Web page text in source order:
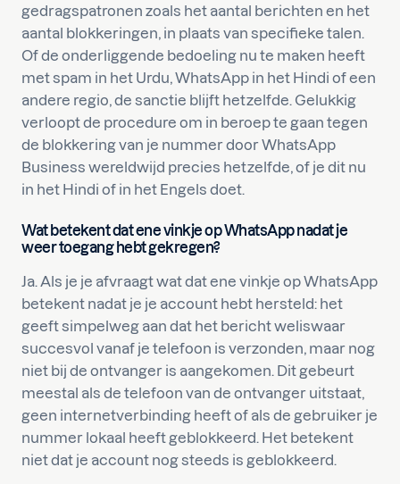
gedragspatronen zoals het aantal berichten en het
aantal blokkeringen, in plaats van specifieke talen.
Of de onderliggende bedoeling nu te maken heeft
met spam in het Urdu, WhatsApp in het Hindi of een
andere regio, de sanctie blijft hetzelfde. Gelukkig
verloopt de procedure om in beroep te gaan tegen
de blokkering van je nummer door WhatsApp
Business wereldwijd precies hetzelfde, of je dit nu
in het Hindi of in het Engels doet.
Wat betekent dat ene vinkje op WhatsApp nadat je
weer toegang hebt gekregen?
Ja. Als je je afvraagt wat dat ene vinkje op WhatsApp
betekent nadat je je account hebt hersteld: het
geeft simpelweg aan dat het bericht weliswaar
succesvol vanaf je telefoon is verzonden, maar nog
niet bij de ontvanger is aangekomen. Dit gebeurt
meestal als de telefoon van de ontvanger uitstaat,
geen internetverbinding heeft of als de gebruiker je
nummer lokaal heeft geblokkeerd. Het betekent
niet dat je account nog steeds is geblokkeerd.